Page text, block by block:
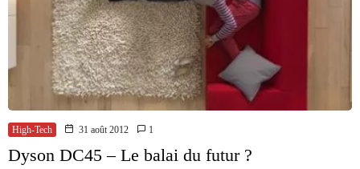
High-Tech 31 août 2012 1
Dyson DC45 – Le balai du futur ?